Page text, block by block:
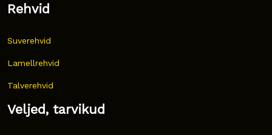
Rehvid
Suverehvid
Lamellrehvid
Talverehvid
Veljed, tarvikud